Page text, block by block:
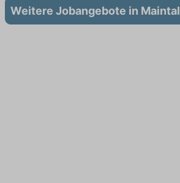
Weitere Jobangebote in Maintal